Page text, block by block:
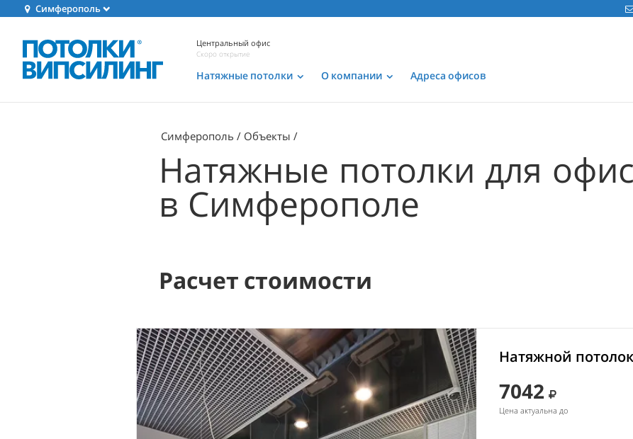
Симферополь
Центральный офис
Скоро открытие
Натяжные потолки О компании Адреса офисов
Симферополь Объекты
Натяжные потолки для
в Симферополе
Расчет стоимости
Натяжной
7042
Цена актуальна до